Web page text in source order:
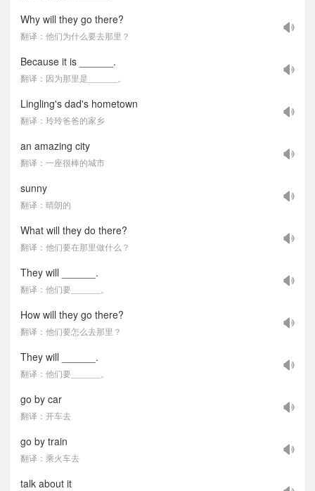
Why will they go there?
翻译：他们为什么要去那里？
Because it is ______.
翻译：因为那里是______。
Lingling's dad's hometown
翻译：玲玲爸爸的家乡
an amazing city
翻译：一座很棒的城市
sunny
翻译：晴朗的
What will they do there?
翻译：他们要在那里做什么？
They will ______.
翻译：他们要______。
How will they go there?
翻译：他们要怎么去那里？
They will ______.
翻译：他们要______。
go by car
翻译：开车去
go by train
翻译：乘火车去
talk about it